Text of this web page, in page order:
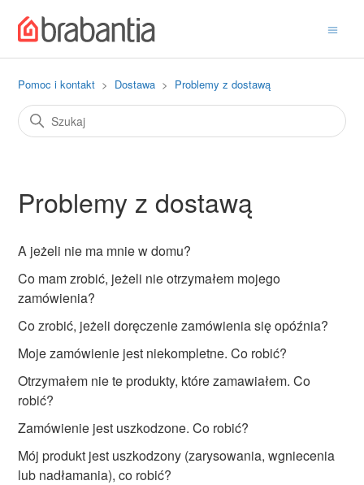
Pomoc i kontakt Dostawa Problemy z dostawą
Problemy z dostawą
A jeżeli nie ma mnie w domu?
Co mam zrobić, jeżeli nie otrzymałem mojego
zamówienia?
Co zrobić, jeżeli doręczenie zamówienia się opóźnia?
Moje zamówienie jest niekompletne. Co robić?
Otrzymałem nie te produkty, które zamawiałem. Co
robić?
Zamówienie jest uszkodzone. Co robić?
Mój produkt jest uszkodzony (zarysowania, wgniecenia
lub nadłamania), co robić?